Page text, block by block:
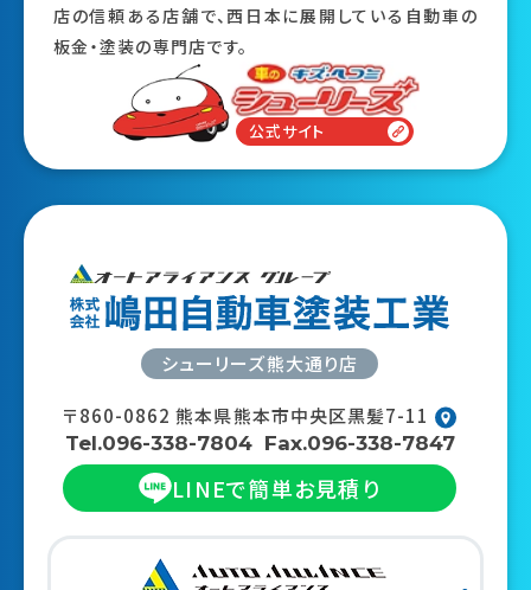
店の信頼ある店舗で、西日本に展開している自動車の
板金・塗装の専門店です。
公式サイト
シューリーズ熊大通り店
〒860-0862熊本県熊本市中央区黒髪7-11
Tel.096-338-7804 Fax.096-338-7847
LINEで簡単お見積り